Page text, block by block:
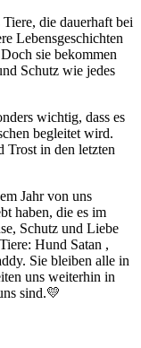
die dauerhaft bei
Lebensgeschichten
sie bekommen
Schutz wie jedes
wichtig, dass es
begleitet wird.
Trost in den letzten
Jahr von uns
haben, die es im
Schutz und Liebe
Hund Satan ,
Sie bleiben alle in
uns weiterhin in
sind.💛